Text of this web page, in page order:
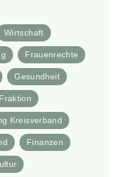
Wirtschaft
Frauenrechte
Gesundheit
Kreisverband
Finanzen